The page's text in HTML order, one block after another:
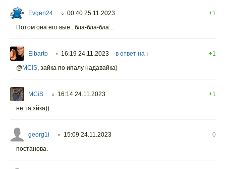
Evgen24 ○ 00:40 25.11.2023
+1
Потом она его вые...бла-бла-бла...
Elbarto • 16:19 24.11.2023 в ответ на ↓
+1
@MCiS зайка по ипалу надавайка)
MCiS ○ 16:14 24.11.2023
+1
не та зйка))
georg1i ○ 15:09 24.11.2023
0
постанова.